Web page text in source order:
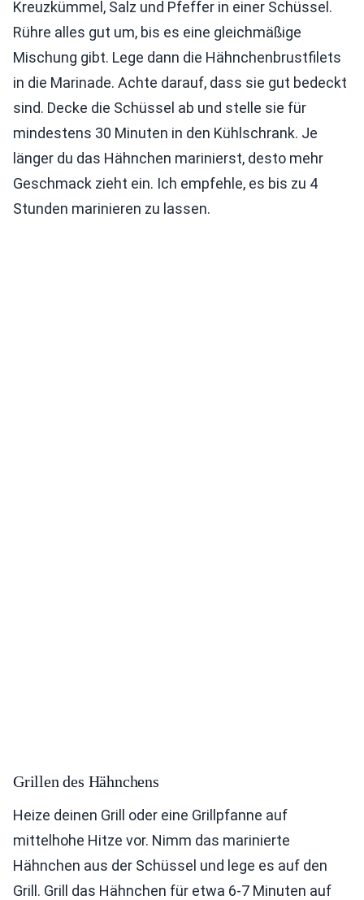
Kreuzkümmel, Salz und Pfeffer in einer Schüssel.
Rühre alles gut um, bis es eine gleichmäßige
Mischung gibt. Lege dann die Hähnchenbrustfilets
in die Marinade. Achte darauf, dass sie gut bedeckt
sind. Decke die Schüssel ab und stelle sie für
mindestens 30 Minuten in den Kühlschrank. Je
länger du das Hähnchen marinierst, desto mehr
Geschmack zieht ein. Ich empfehle, es bis zu 4
Stunden marinieren zu lassen.
Grillen des Hähnchens
Heize deinen Grill oder eine Grillpfanne auf
mittelhohe Hitze vor. Nimm das marinierte
Hähnchen aus der Schüssel und lege es auf den
Grill. Grill das Hähnchen für etwa 6-7 Minuten auf